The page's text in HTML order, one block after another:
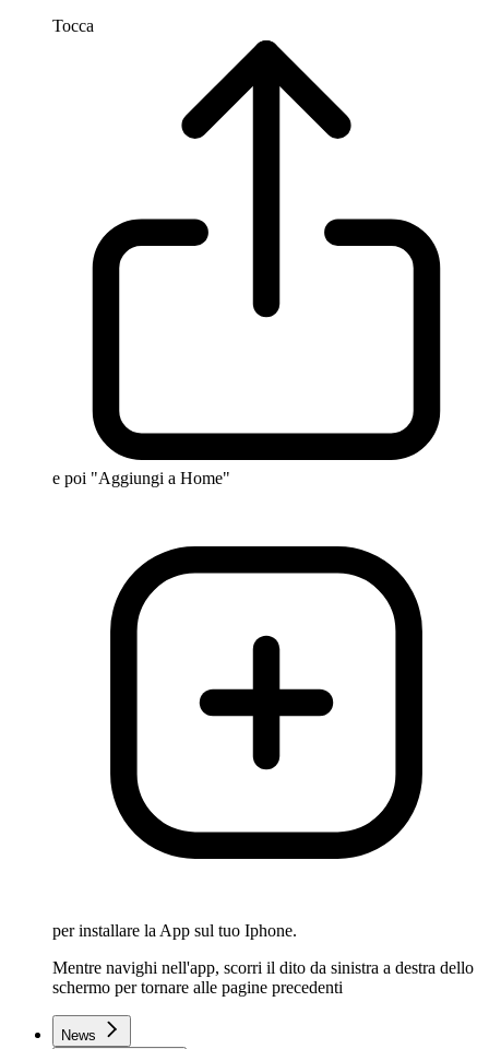
Tocca
e poi "Aggiungi a Home"
per installare la App sul tuo Iphone.
Mentre navighi nell'app, scorri il dito da sinistra a destra dello
schermo per tornare alle pagine precedenti
News